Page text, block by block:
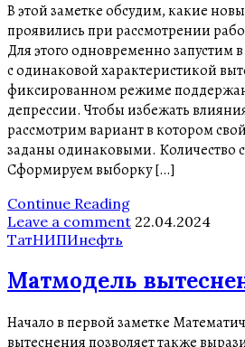
В этой заметке обсудим, какие
проявились при рассмотрении
Для этого одновременно запустим
с одинаковой характеристикой
фиксированном режиме
депрессии. Чтобы избежать
рассмотрим вариант в котором
заданы одинаковыми. Количество
Сформируем выборку […]
Continue Reading
Leave a comment 22.04.2024
ТатНИПИнефть
Матмодель
Начало в первой заметке
вытеснения позволяет также